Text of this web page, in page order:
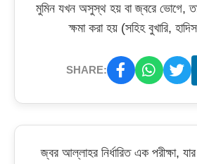
মুমিন যখন অসুস্থ হয় বা জ্বরে ভোগে,
ক্ষমা করা হয় (সহিহ বুখারি,
SHARE:
জ্বর আল্লাহর নির্ধারিত এক পরীক্ষা, যার